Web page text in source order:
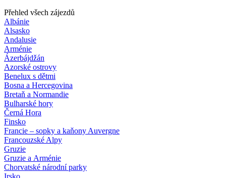
Přehled všech zájezdů
Albánie
Alsasko
Andalusie
Arménie
Ázerbájdžán
Azorské ostrovy
Benelux s dětmi
Bosna a Hercegovina
Bretaň a Normandie
Bulharské hory
Černá Hora
Finsko
Francie – sopky a kaňony Auvergne
Francouzské Alpy
Gruzie
Gruzie a Arménie
Chorvatské národní parky
Irsko